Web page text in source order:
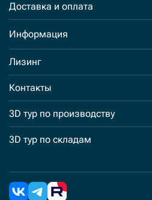
Доставка и оплата
Информация
Лизинг
Контакты
3D тур по производству
3D тур по складам